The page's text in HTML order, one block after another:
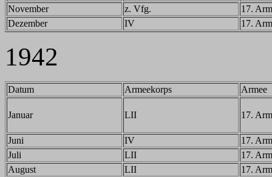
November
z. Vfg.
17.
Dezember
IV 17.
1942
Datum Armeekorps Armee
Januar LII 17.
Juni IV
17.
Juli
LII
17.
August
LII 17.